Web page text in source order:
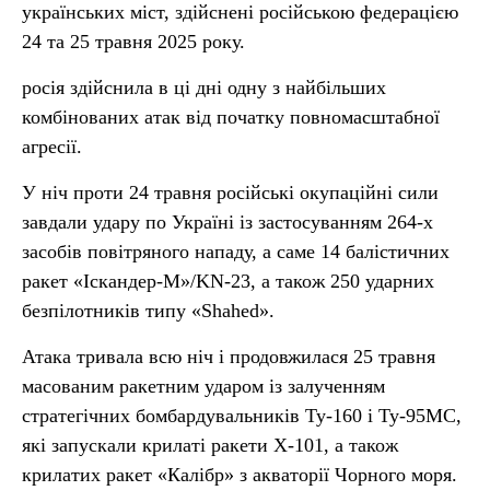
українських міст, здійснені російською федерацією
24 та 25 травня 2025 року.
росія здійснила в ці дні одну з найбільших
комбінованих атак від початку повномасштабної
агресії.
У ніч проти 24 травня російські окупаційні сили
завдали удару по Україні із застосуванням 264-х
засобів повітряного нападу, а саме 14 балістичних
ракет «Іскандер-М»/KN-23, а також 250 ударних
безпілотників типу «Shahed».
Атака тривала всю ніч і продовжилася 25 травня
масованим ракетним ударом із залученням
стратегічних бомбардувальників Ту-160 і Ту-95МС,
які запускали крилаті ракети Х-101, а також
крилатих ракет «Калібр» з акваторії Чорного моря.